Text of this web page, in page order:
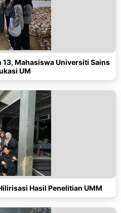
13, Mahasiswa Universiti Sains
UM
Hasil Penelitian UMM